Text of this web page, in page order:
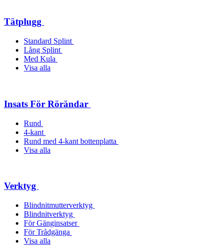
Tätplugg
Standard Splint
Lång Splint
Med Kula
Visa alla
Insats För Rörändar
Rund
4-kant
Rund med 4-kant bottenplatta
Visa alla
Verktyg
Blindnitmutterverktyg
Blindnitverktyg
För Gänginsatser
För Trådgänga
Visa alla